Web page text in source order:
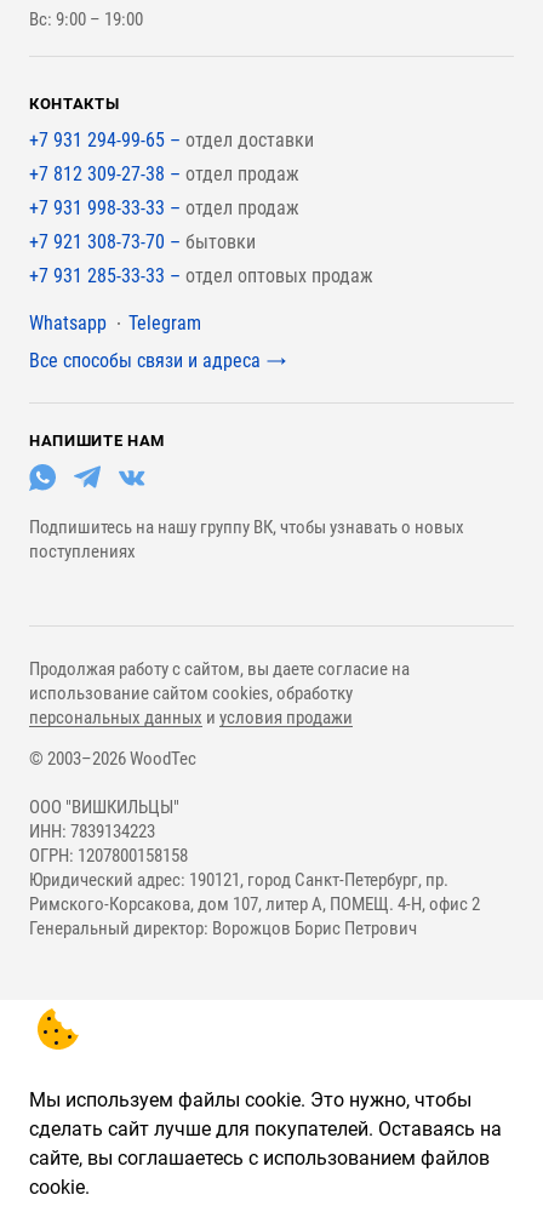
Для покрытия крыши
Вс: 9:00 – 19:00
КОНТАКТЫ
+7 931 294-99-65 – отдел доставки
+7 812 309-27-38 – отдел продаж
+7 931 998-33-33 – отдел продаж
+7 921 308-73-70 – бытовки
+7 931 285-33-33 – отдел оптовых продаж
Мессенджеры
Whatsapp
Telegram
Все способы связи и адреса
НАПИШИТЕ НАМ
Подпишитесь на нашу группу ВК, чтобы узнавать о новых
поступлениях
© 2003–2026 WoodTec
ООО "ВИШКИЛЬЦЫ"
ИНН: 7839134223
ОГРН: 1207800158158
Юридический адрес: 190121, город Санкт-Петербург, пр.
Римского-Корсакова, дом 107, литер А, ПОМЕЩ. 4-Н, офис 2
Генеральный директор: Ворожцов Борис Петрович
Продолжая работу с сайтом, вы даете согласие на
использование сайтом cookies, обработку
персональных данных и условия продажи
Мы используем файлы cookie. Это нужно, чтобы
сделать сайт лучше для покупателей. Оставаясь на
сайте, вы соглашаетесь с использованием файлов
cookie.